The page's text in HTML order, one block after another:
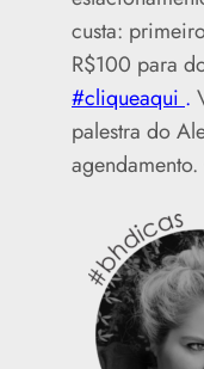
custa:
R$100 para
#cliqueaqui .
palestra do